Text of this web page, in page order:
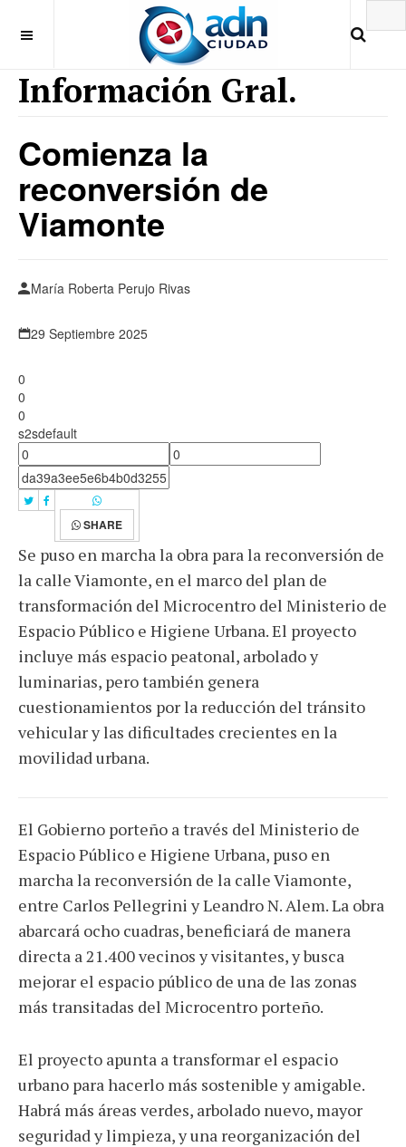
Información Gral.
Comienza la
reconversión de
Viamonte
María Roberta Perujo Rivas
29 Septiembre 2025
0
0
0
s2sdefault
SHARE
Se puso en marcha la obra para la reconversión de
la calle Viamonte, en el marco del plan de
transformación del Microcentro del Ministerio de
Espacio Público e Higiene Urbana. El proyecto
incluye más espacio peatonal, arbolado y
luminarias, pero también genera
cuestionamientos por la reducción del tránsito
vehicular y las dificultades crecientes en la
movilidad urbana.
El Gobierno porteño a través del Ministerio de
Espacio Público e Higiene Urbana, puso en
marcha la reconversión de la calle Viamonte,
entre Carlos Pellegrini y Leandro N. Alem. La obra
abarcará ocho cuadras, beneficiará de manera
directa a 21.400 vecinos y visitantes, y busca
mejorar el espacio público de una de las zonas
más transitadas del Microcentro porteño.
El proyecto apunta a transformar el espacio
urbano para hacerlo más sostenible y amigable.
Habrá más áreas verdes, arbolado nuevo, mayor
seguridad y limpieza, y una reorganización del